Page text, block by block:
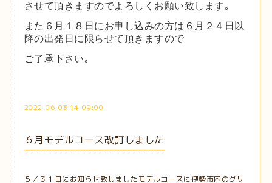
させて頂きますのでよろしくお願い致します｡
また６月１８日にお申し込みの方は６月２４日以
降の出発日に限らせて頂きますので
ご了承下さい｡
2022-06-03 14:09:00
６月モデルコース改訂しました
５／３１日にお知らせ致しましたモデルコースに伊勢市内のグリ